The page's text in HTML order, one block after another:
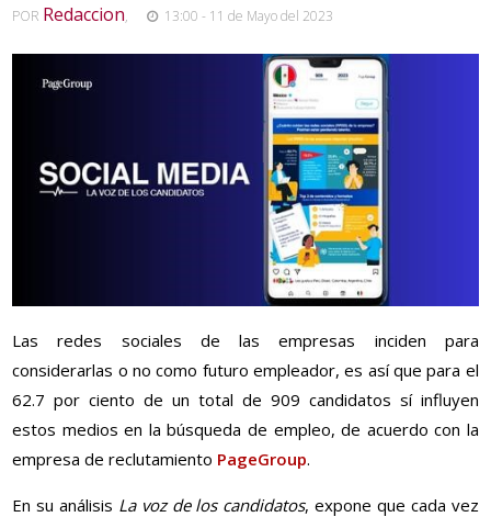
POR Redaccion, 13:00 - 11 de Mayo del 2023
Las redes sociales de las empresas inciden para
considerarlas o no como futuro empleador, es así que para el
62.7 por ciento de un total de 909 candidatos sí influyen
estos medios en la búsqueda de empleo, de acuerdo con la
empresa de reclutamiento PageGroup.
En su análisis La voz de los candidatos, expone que cada vez